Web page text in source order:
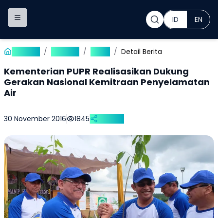
Toggle navigation menu ID EN
/ / / Detail Berita
Kementerian PUPR Realisasikan Dukung
Gerakan Nasional Kemitraan Penyelamatan
Air
30 November 2016 1845